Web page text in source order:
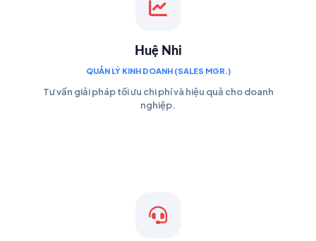
Huệ Nhi
QUẢN LÝ KINH DOANH (SALES MGR.)
Tư vấn giải pháp tối ưu chi phí và hiệu quả cho doanh
nghiệp.